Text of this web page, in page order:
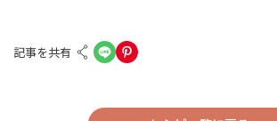
記事を共有